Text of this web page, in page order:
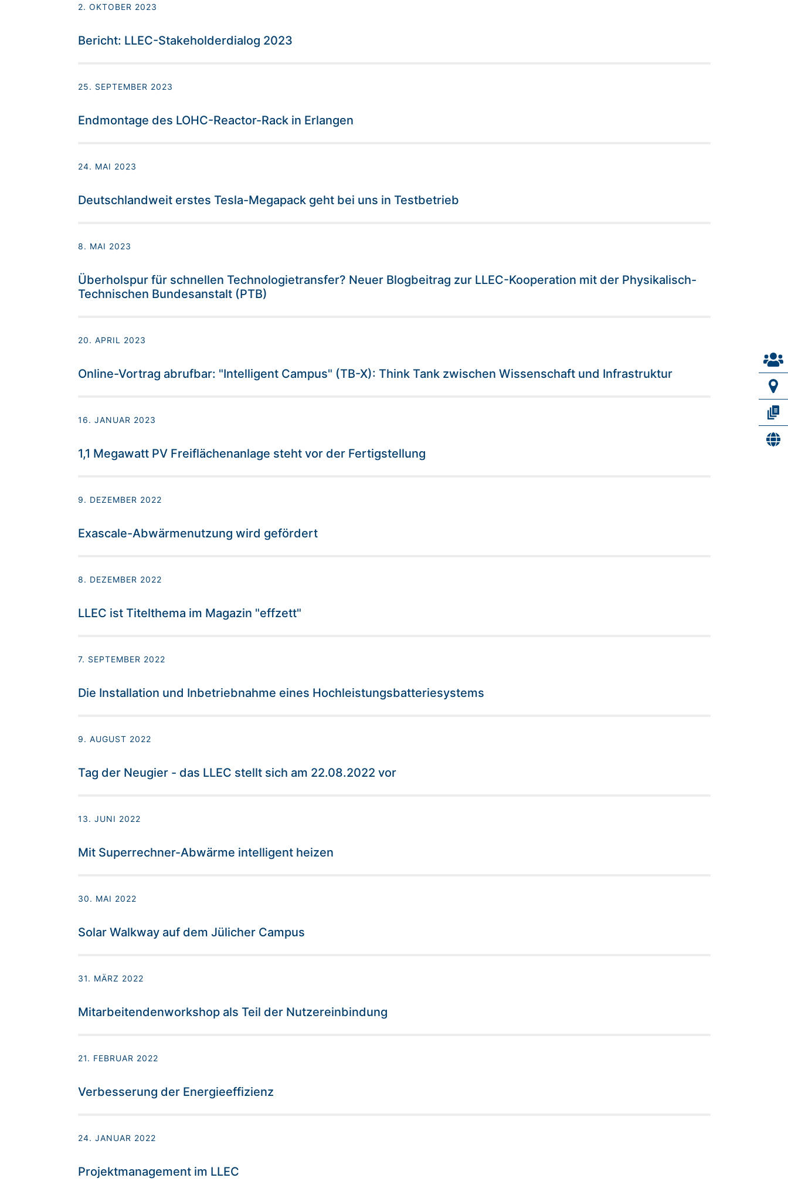
2. OKTOBER 2023
Bericht: LLEC-Stakeholderdialog 2023
25. SEPTEMBER 2023
Endmontage des LOHC-Reactor-Rack in Erlangen
24. MAI 2023
Deutschlandweit erstes Tesla-Megapack geht bei uns in Testbetrieb
8. MAI 2023
Überholspur für schnellen Technologietransfer? Neuer Blogbeitrag zur LLEC-Kooperation mit der Physikalisch-
Technischen Bundesanstalt (PTB)
20. APRIL 2023
Online-Vortrag abrufbar: "Intelligent Campus" (TB-X): Think Tank zwischen Wissenschaft und Infrastruktur
16. JANUAR 2023
1,1 Megawatt PV Freiflächenanlage steht vor der Fertigstellung
9. DEZEMBER 2022
Exascale-Abwärmenutzung wird gefördert
8. DEZEMBER 2022
LLEC ist Titelthema im Magazin "effzett"
7. SEPTEMBER 2022
Die Installation und Inbetriebnahme eines Hochleistungsbatteriesystems
9. AUGUST 2022
Tag der Neugier - das LLEC stellt sich am 22.08.2022 vor
13. JUNI 2022
Mit Superrechner-Abwärme intelligent heizen
30. MAI 2022
Solar Walkway auf dem Jülicher Campus
31. MÄRZ 2022
Mitarbeitendenworkshop als Teil der Nutzereinbindung
21. FEBRUAR 2022
Verbesserung der Energieeffizienz
24. JANUAR 2022
Projektmanagement im LLEC